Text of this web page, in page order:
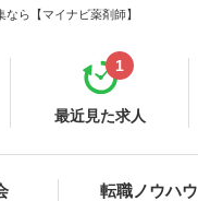
ら【マイナビ薬剤師】
最近見た求人
1
転職ノウハウ